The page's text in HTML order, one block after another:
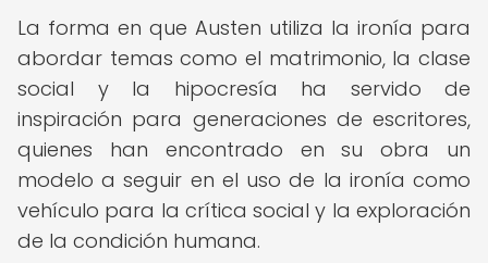
La forma en que Austen utiliza la ironía para
abordar temas como el matrimonio, la clase
social y la hipocresía ha servido de
inspiración para generaciones de escritores,
quienes han encontrado en su obra un
modelo a seguir en el uso de la ironía como
vehículo para la crítica social y la exploración
de la condición humana.